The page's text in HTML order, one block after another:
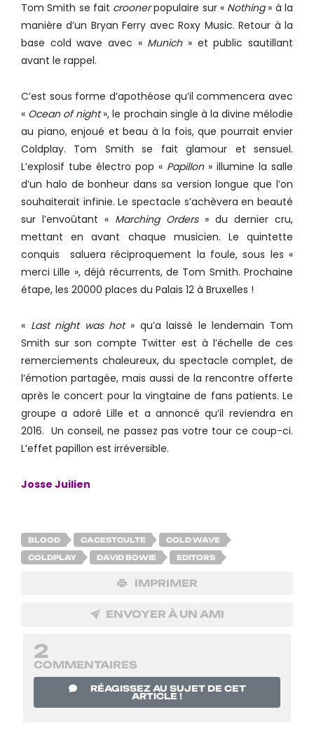
Tom Smith se fait croonerpopulaire sur « Nothing» à la
manière d’un Bryan Ferry avec Roxy Music. Retour à la
base cold wave avec « Munich» et public sautillant
avant le rappel.
C’est sous forme d’apothéose qu’il commencera avec
« Ocean of night», le prochain single à la divine mélodie
au piano, enjoué et beau à la fois, que pourrait envier
Coldplay. Tom Smith se fait glamour et sensuel.
L’explosif tube électro pop « Papillon» illumine la salle
d’un halo de bonheur dans sa version longue que l’on
souhaiterait infinie. Le spectacle s’achèvera en beauté
sur l’envoûtant « Marching Orders» du dernier cru,
mettant en avant chaque musicien. Le quintette
conquis saluera réciproquement la foule, sous les «
merci Lille », déjà récurrents, de Tom Smith. Prochaine
étape, les 20000 places du Palais 12 à Bruxelles !
« Last night was hot» qu’a laissé le lendemain Tom
Smith sur son compte Twitter est à l’échelle de ces
remerciements chaleureux, du spectacle complet, de
l’émotion partagée, mais aussi de la rencontre offerte
après le concert pour la vingtaine de fans patients. Le
groupe a adoré Lille et a annoncé qu’il reviendra en
2016. Un conseil, ne passez pas votre tour ce coup-ci.
L’effet papillon est irréversible.
Josse Juilien
BLOOD CACESTCULTE COLD WAVE
COLDPLAY DAVID BOWIE EDITORS
IMPRIMER
ENVOYER À UN AMI
2
COMMENTAIRES
RÉAGISSEZ AU SUJET DE CET
ARTICLE !